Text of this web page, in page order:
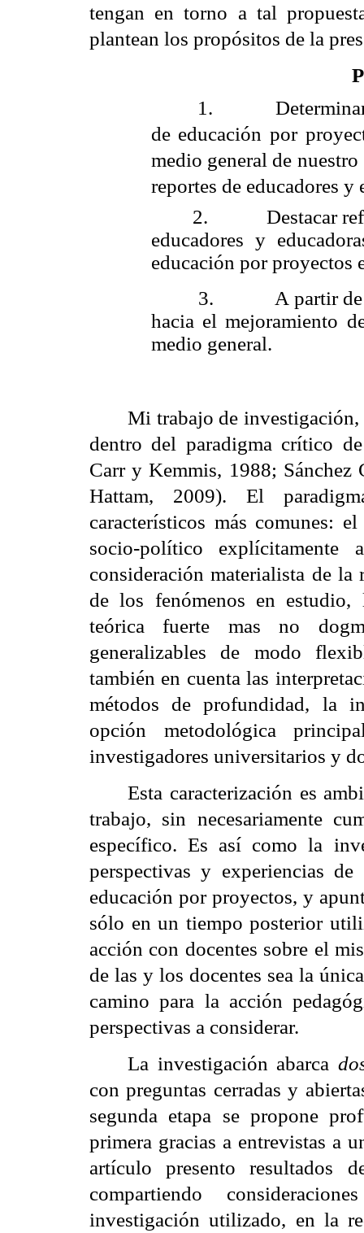
tengan en torno a tal
plantean los propósitos de la
1.
de educación por
medio general de nuestro
reportes de educadores
2.
Destacar
educadores y
educación por proyectos
3.
A partir
hacia el mejoramiento
medio general.
Mi trabajo de investigación,
dentro del paradigma crítico
Carr y Kemmis, 1988;
Hattam, 2009). El
característicos más comunes:
socio-político explícitamente
consideración materialista de
de los fenómenos en estudio,
teórica fuerte mas no
generalizables de modo
también en cuenta las
métodos de profundidad,
opción metodológica
investigadores universitarios y
Esta caracterización es
trabajo, sin necesariamente
específico. Es así como la
perspectivas y experiencias
educación por proyectos, y
sólo en un tiempo posterior
acción con docentes sobre el
de las y los docentes sea la
camino para la acción
perspectivas a considerar.
La investigación abarca
con preguntas cerradas y
segunda etapa se propone
primera gracias a entrevistas a
artículo presento resultados
compartiendo
investigación utilizado, en la